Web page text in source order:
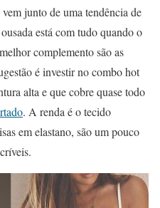
junto de uma tendência de
está com tudo quando o
complemento são as
é investir no combo hot
alta e que cobre quase todo
. A renda é o tecido
em elastano, são um pouco